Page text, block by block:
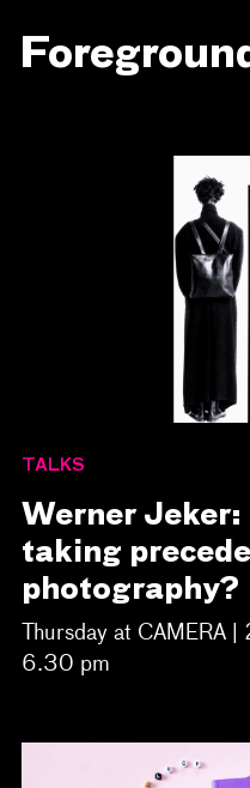
TALKS
Werner
taking
photography?
Thursday at
6.30 pm